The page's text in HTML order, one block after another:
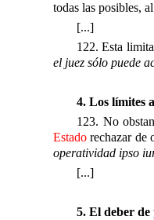
todas las posibles,
[...]
122. Esta
el juez sólo puede
4. Los límites
123. No
Estado rechazar de
operatividad ipso
[...]
5. El deber